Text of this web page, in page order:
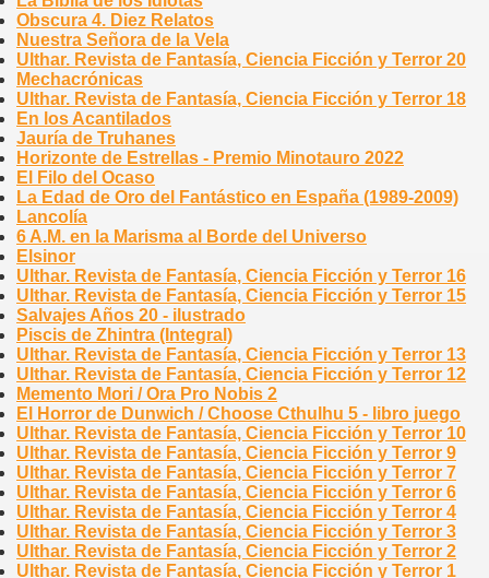
Obscura 4. Diez Relatos
Nuestra Señora de la Vela
Ulthar. Revista de Fantasía, Ciencia Ficción y Terror 20
Mechacrónicas
Ulthar. Revista de Fantasía, Ciencia Ficción y Terror 18
En los Acantilados
Jauría de Truhanes
Horizonte de Estrellas - Premio Minotauro 2022
El Filo del Ocaso
La Edad de Oro del Fantástico en España (1989-2009)
Lancolía
6 A.M. en la Marisma al Borde del Universo
Elsinor
Ulthar. Revista de Fantasía, Ciencia Ficción y Terror 16
Ulthar. Revista de Fantasía, Ciencia Ficción y Terror 15
Salvajes Años 20 - ilustrado
Piscis de Zhintra (Integral)
Ulthar. Revista de Fantasía, Ciencia Ficción y Terror 13
Ulthar. Revista de Fantasía, Ciencia Ficción y Terror 12
Memento Mori / Ora Pro Nobis 2
El Horror de Dunwich / Choose Cthulhu 5 - libro juego
Ulthar. Revista de Fantasía, Ciencia Ficción y Terror 10
Ulthar. Revista de Fantasía, Ciencia Ficción y Terror 9
Ulthar. Revista de Fantasía, Ciencia Ficción y Terror 7
Ulthar. Revista de Fantasía, Ciencia Ficción y Terror 6
Ulthar. Revista de Fantasía, Ciencia Ficción y Terror 4
Ulthar. Revista de Fantasía, Ciencia Ficción y Terror 3
Ulthar. Revista de Fantasía, Ciencia Ficción y Terror 2
Ulthar. Revista de Fantasía, Ciencia Ficción y Terror 1